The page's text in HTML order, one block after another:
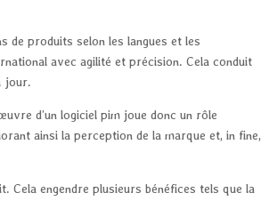
de produits selon les langues et les
avec agilité et précision. Cela conduit
jour.
d’un logiciel pim joue donc un rôle
ainsi la perception de la marque et, in fine,
Cela engendre plusieurs bénéfices tels que la